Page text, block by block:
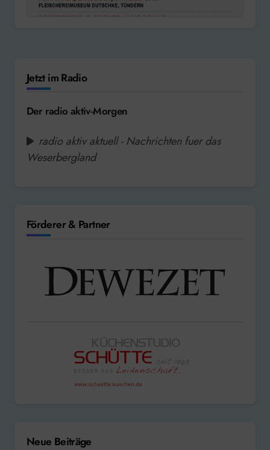
Jetzt im Radio
Der radio aktiv-Morgen
radio aktiv aktuell - Nachrichten fuer das
Weserbergland
Förderer & Partner
Neue Beiträge